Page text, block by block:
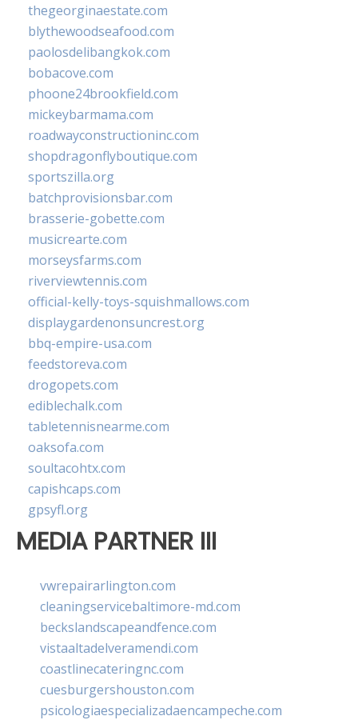
thegeorginaestate.com
blythewoodseafood.com
paolosdelibangkok.com
bobacove.com
phoone24brookfield.com
mickeybarmama.com
roadwayconstructioninc.com
shopdragonflyboutique.com
sportszilla.org
batchprovisionsbar.com
brasserie-gobette.com
musicrearte.com
morseysfarms.com
riverviewtennis.com
official-kelly-toys-squishmallows.com
displaygardenonsuncrest.org
bbq-empire-usa.com
feedstoreva.com
drogopets.com
ediblechalk.com
tabletennisnearme.com
oaksofa.com
soultacohtx.com
capishcaps.com
gpsyfl.org
MEDIA PARTNER III
vwrepairarlington.com
cleaningservicebaltimore-md.com
beckslandscapeandfence.com
vistaaltadelveramendi.com
coastlinecateringnc.com
cuesburgershouston.com
psicologiaespecializadaencampeche.com